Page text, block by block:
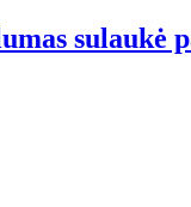
sulaukė